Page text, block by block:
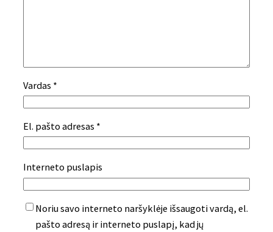
Vardas *
El. pašto adresas *
Interneto puslapis
Noriu savo interneto naršyklėje išsaugoti vardą, el.
pašto adresą ir interneto puslapį, kad jų